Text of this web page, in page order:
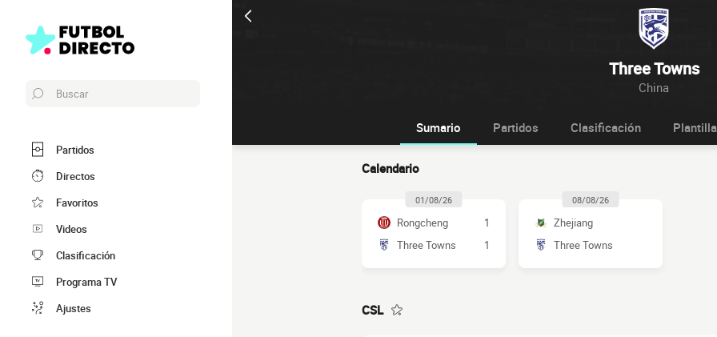
Three Towns
China
Buscar
Partidos
Directos
Favoritos
Videos
Clasificación
Programa TV
Ajustes
Sumario Partidos Clasificación Plantilla
Calendario
01/08/26
Rongcheng
1
Three Towns
1
08/08/26
Zhejiang
Three Towns
CSL